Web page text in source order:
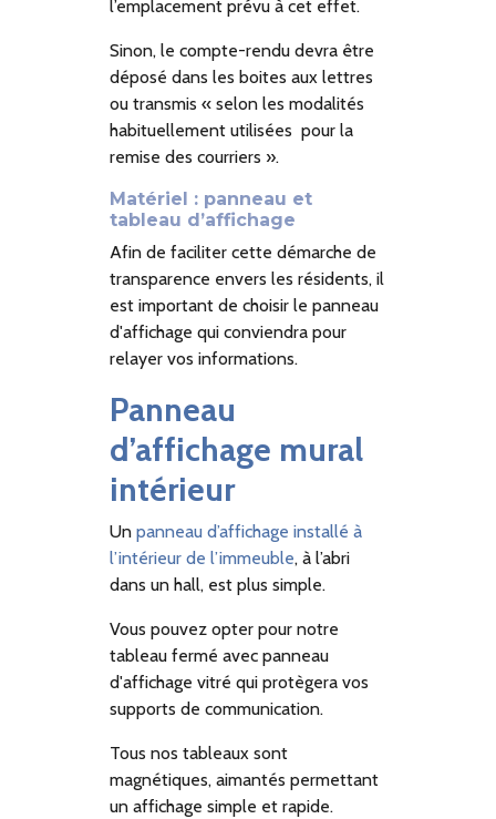
l’emplacement prévu à cet effet.
Sinon, le compte-rendu devra être
déposé dans les boites aux lettres
ou transmis « selon les modalités
habituellement utilisées pour la
remise des courriers ».
Matériel : panneau et
tableau d’affichage
Afin de faciliter cette démarche de
transparence envers les résidents, il
est important de choisir le panneau
d'affichage qui conviendra pour
relayer vos informations.
Panneau
d’affichage mural
intérieur
Unpanneau d’affichage installé à
l’intérieur de l’immeuble, à l’abri
dans un hall, est plus simple.
Vous pouvez opter pour notre
tableau fermé avec panneau
d'affichage vitré qui protègera vos
supports de communication.
Tous nos tableaux sont
magnétiques, aimantés permettant
un affichage simple et rapide.